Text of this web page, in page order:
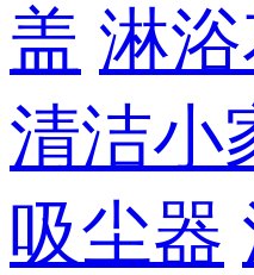
盖 淋
清洁小
吸尘器